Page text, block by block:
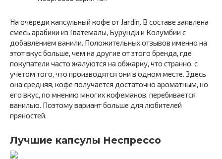
На очереди капсульный кофе от Jardin. В составе заявлена
смесь арабики из Гватемалы, Бурунди и Колумбии с
добавлением ванили. Положительных отзывов именно на
этот вкус больше, чем на другие от этого бренда, где
покупатели часто жалуются на обжарку, что странно, с
учетом того, что производятся они в одном месте. Здесь
она средняя, кофе получается достаточно ароматным, но
его вкус, по мнению многих кофеманов, перебивается
ванилью. Поэтому вариант больше для любителей
пряностей.
Лучшие капсулы Неспрессо